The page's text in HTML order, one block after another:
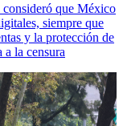
que México
siempre que
y la protección de
a la censura